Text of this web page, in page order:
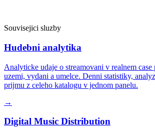
Souvisejici sluzby
Hudebni analytika
Analyticke udaje o streamovani v realnem
uzemi, vydani a umelce. Denni statistiky,
prijmu z celeho katalogu v jednom panelu.
→
Digital Music Distribution